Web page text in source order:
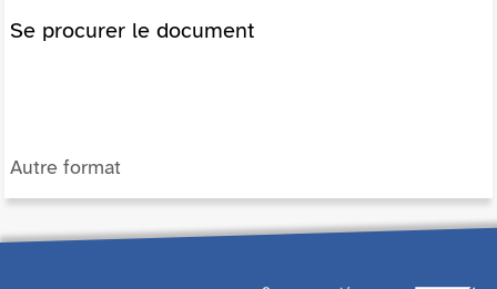
Se procurer le document
Autre format